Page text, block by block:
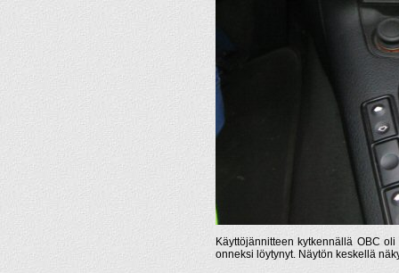
Käyttöjännitteen kytkennällä OBC
onneksi löytynyt. Näytön keskellä